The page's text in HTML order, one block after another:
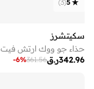
5
(
3
)
سكيتشرز
حذاء جو ووك ارتش فيت 2.0
ر.ق342.96
361.56
-6%